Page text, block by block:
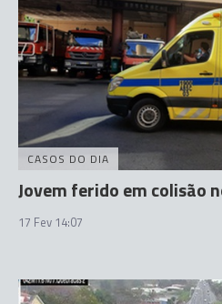
CASOS DO DIA
Jovem ferido em colisão
17 Fev 14:07